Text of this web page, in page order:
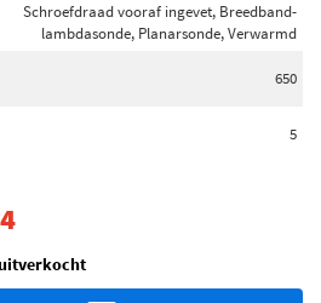
Schroefdraad vooraf ingevet, Breedband-
lambdasonde, Planarsonde, Verwarmd
650
5